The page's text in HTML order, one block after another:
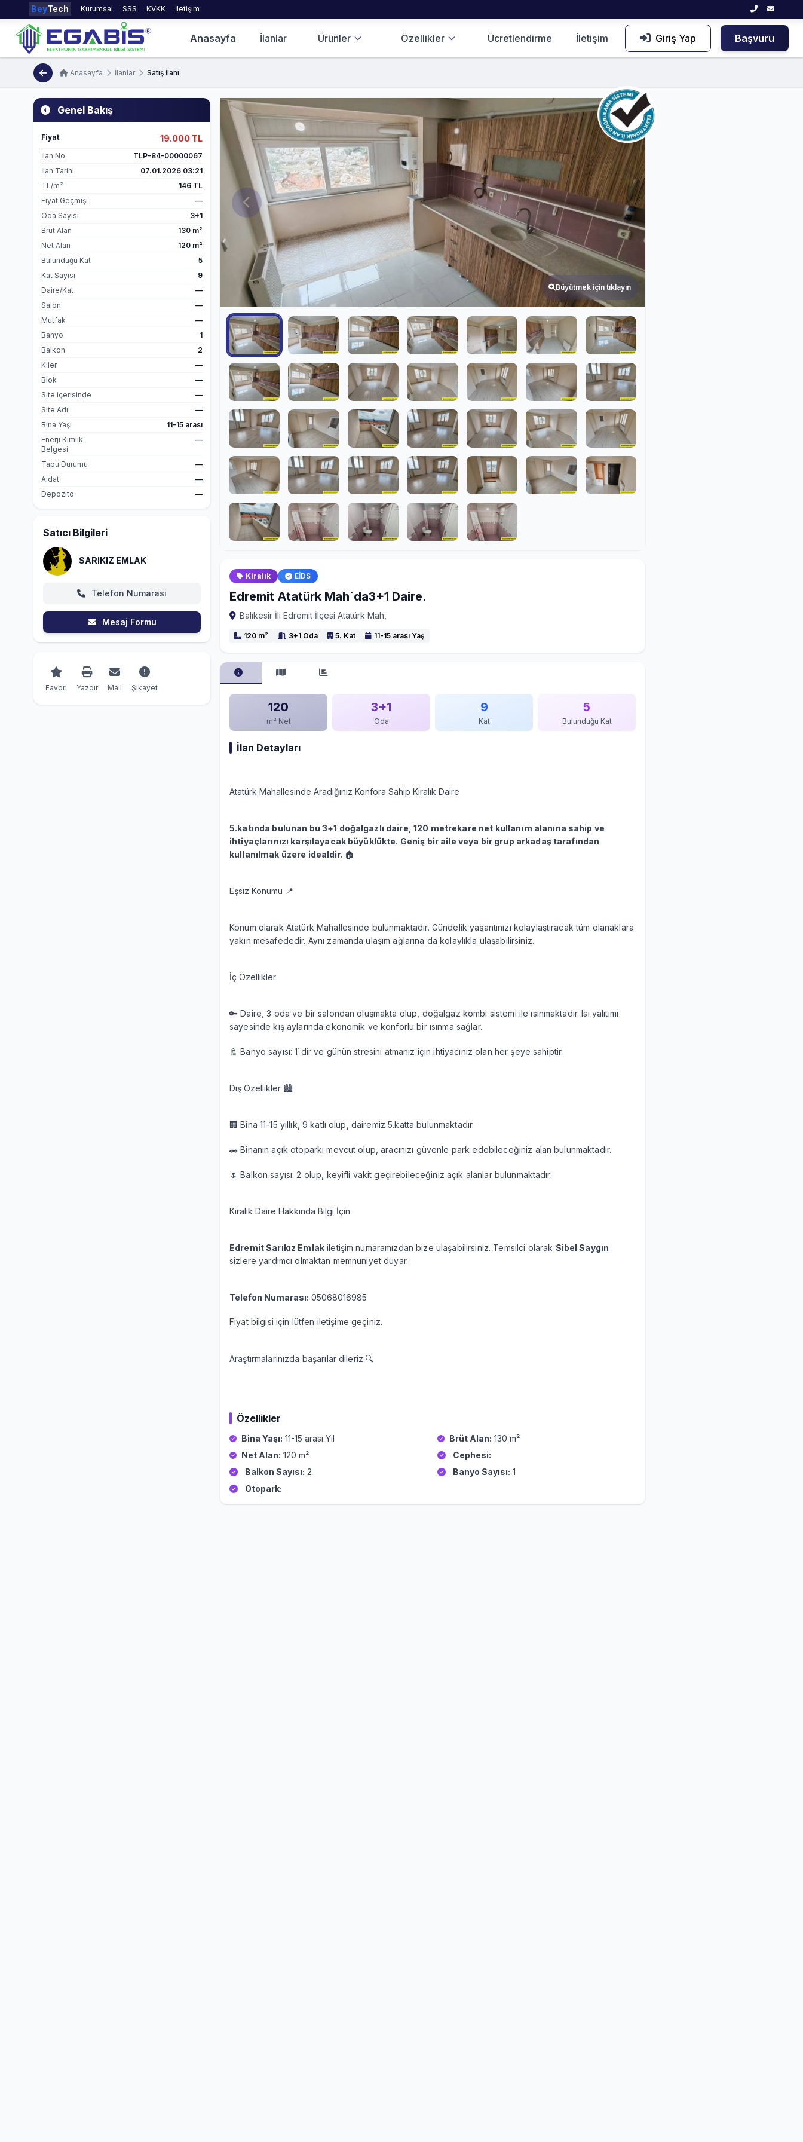
BeyTech Kurumsal SSS KVKK İletişim
Anasayfa İlanlar Ürünler Özellikler Ücretlendirme İletişim Giriş Yap Başvuru
Anasayfa İlanlar Satış İlanı
Genel Bakış
Fiyat 19.000 TL
İlan No
TLP-84-00000067
İlan Tarihi
07.01.2026 03:21
TL/m²
146 TL
Fiyat Geçmişi
—
Oda Sayısı
3+1
Brüt Alan
130 m²
Net Alan
120 m²
Bulunduğu Kat
5
Kat Sayısı
9
Daire/Kat
—
Salon
—
Mutfak
—
Banyo
1
Balkon
2
Kiler
—
Blok
—
Site içerisinde
—
Site Adı
—
Bina Yaşı
11-15 arası
Enerji Kimlik
Belgesi
—
Tapu Durumu
—
Aidat
—
Depozito
—
Satıcı Bilgileri
SARIKIZ EMLAK
Telefon Numarası
Mesaj Formu
Favori Yazdır Mail Şikayet
Büyütmek için tıklayın
Kiralık EİDS
Edremit Atatürk Mah`da3+1 Daire.
Balıkesir İli Edremit İlçesi Atatürk Mah,
120 m² 3+1 Oda 5. Kat 11-15 arası Yaş
120
m² Net
3+1
Oda
9
Kat
5
Bulunduğu Kat
İlan Detayları
Atatürk Mahallesinde Aradığınız Konfora Sahip Kiralık Daire
5.katında bulunan bu 3+1 doğalgazlı daire, 120 metrekare net kullanım alanına sahip ve
ihtiyaçlarınızı karşılayacak büyüklükte. Geniş bir aile veya bir grup arkadaş tarafından
kullanılmak üzere idealdir. 🏠
Eşsiz Konumu 📍
Konum olarak Atatürk Mahallesinde bulunmaktadır. Gündelik yaşantınızı kolaylaştıracak tüm olanaklara
yakın mesafededir. Aynı zamanda ulaşım ağlarına da kolaylıkla ulaşabilirsiniz.
İç Özellikler
🔑 Daire, 3 oda ve bir salondan oluşmakta olup, doğalgaz kombi sistemi ile ısınmaktadır. Isı yalıtımı
sayesinde kış aylarında ekonomik ve konforlu bir ısınma sağlar.
🚿 Banyo sayısı: 1`dir ve günün stresini atmanız için ihtiyacınız olan her şeye sahiptir.
Dış Özellikler 🏙️
🏢 Bina 11-15 yıllık, 9 katlı olup, dairemiz 5.katta bulunmaktadır.
🚗 Binanın açık otoparkı mevcut olup, aracınızı güvenle park edebileceğiniz alan bulunmaktadır.
🌷 Balkon sayısı: 2 olup, keyifli vakit geçirebileceğiniz açık alanlar bulunmaktadır.
Kiralık Daire Hakkında Bilgi İçin
Edremit Sarıkız Emlakiletişim numaramızdan bize ulaşabilirsiniz. Temsilci olarak Sibel Saygın
sizlere yardımcı olmaktan memnuniyet duyar.
Telefon Numarası: 05068016985
Fiyat bilgisi için lütfen iletişime geçiniz.
Araştırmalarınızda başarılar dileriz.🔍
Özellikler
Bina Yaşı: 11-15 arası Yıl Brüt Alan: 130 m²
Net Alan: 120 m²
Cephesi:
Balkon Sayısı: 2 Banyo Sayısı: 1
Otopark: